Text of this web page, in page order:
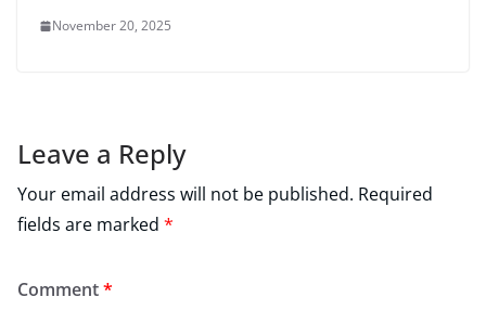
November 20, 2025
Leave a Reply
Your email address will not be published. Required
fields are marked *
Comment*